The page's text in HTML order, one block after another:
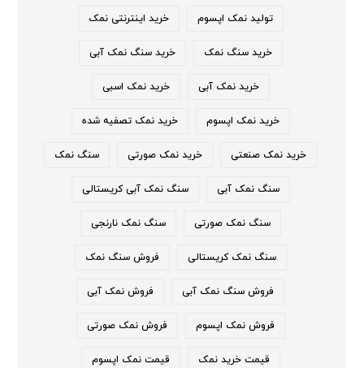
تولید نمک اپسوم خرید اینترنتی نمک
خرید سنگ نمک خرید سنگ نمک آبی
خرید نمک آبی خرید نمک اسبی
خرید نمک اپسوم خرید نمک تصفیه شده
خرید نمک صنعتی خرید نمک صورتی سنگ نمک
سنگ نمک آبی سنگ نمک آبی کریستالی
سنگ نمک صورتی سنگ نمک نارنجی
سنگ نمک کریستالی فروش سنگ نمک
فروش سنگ نمک آبی فروش نمک آبی
فروش نمک اپسوم فروش نمک صورتی
قیمت خرید نمک قیمت نمک اپسوم